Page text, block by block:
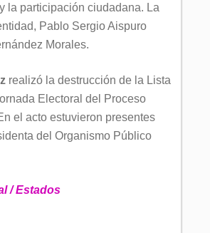
la participación ciudadana. La
Pablo Sergio Aispuro
Morales.
realizó la destrucción de la Lista
Electoral del Proceso
el acto estuvieron presentes
del Organismo Público
/ Estados